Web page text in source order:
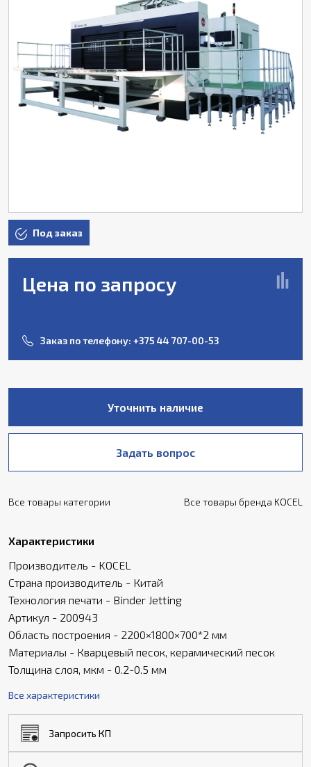
Под заказ
Цена по запросу
Заказ по телефону: +375 44 707-00-53
Уточнить наличие
Задать вопрос
Все товары категории Все товары бренда KOCEL
Характеристики
Производитель - KOCEL
Страна производитель - Китай
Технология печати - Binder Jetting
Артикул - 200943
Область построения - 2200×1800×700*2 мм
Материалы - Кварцевый песок, керамический песок
Толщина слоя, мкм - 0.2-0.5 мм
Все характеристики
Запросить КП